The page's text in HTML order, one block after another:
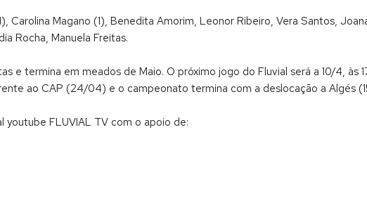
Carolina Magano (1), Benedita Amorim, Leonor Ribeiro, Vera Santos,
Rocha, Manuela Freitas.
e termina em meados de Maio. O próximo jogo do Fluvial será a 10/4, às
ao CAP (24/04) e o campeonato termina com a deslocação a Algés
youtube FLUVIAL TV com o apoio de: